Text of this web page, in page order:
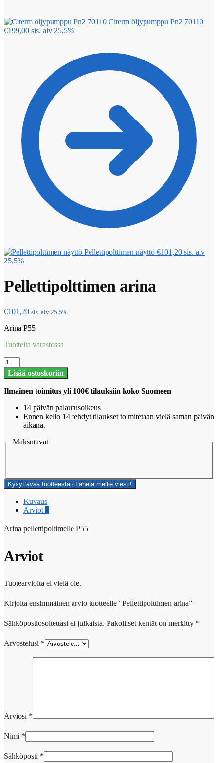
Citerm öljypumppu Pn2 70110
€199,00 sis. alv 25,5%
Pellettipolttimen näyttö €101,20 sis. alv
25,5%
Pellettipolttimen arina
€101,20 sis. alv 25,5%
Arina P55
Tuotteita varastossa
Pellettipolttimen
arina
määrä
Lisää ostoskoriin
Ilmainen toimitus yli 100€ tilauksiin koko Suomeen
14 päivän palautusoikeus
Ennen kello 14 tehdyt tilaukset toimitetaan vielä saman päivän
aikana.
Maksutavat
Kysyttävää tuotteesta? Lähetä meille viesti!
Kuvaus
Arviot 0
Arina pellettipoltimelle P55
Arviot
Tuotearvioita ei vielä ole.
Kirjoita ensimmäinen arvio tuotteelle “Pellettipolttimen arina”
Sähköpostiosoitettasi ei julkaista. Pakolliset kentät on merkitty *
Arvostelusi *
Arviosi *
Nimi *
Sähköposti *